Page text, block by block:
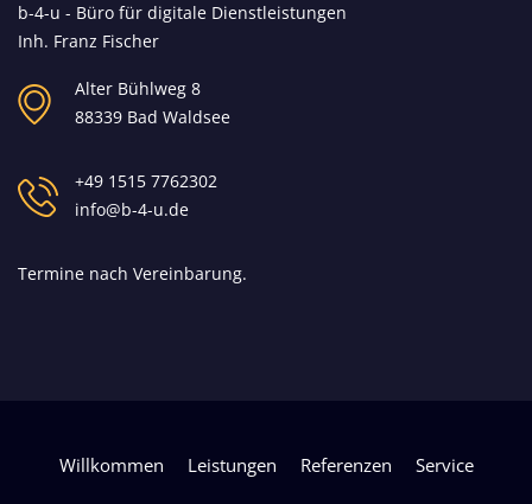
b-4-u - Büro für digitale Dienstleistungen
Inh. Franz Fischer
Alter Bühlweg 8
88339 Bad Waldsee
+49 1515 7762302
info@b-4-u.de
Termine nach Vereinbarung.
Willkommen Leistungen Referenzen Service